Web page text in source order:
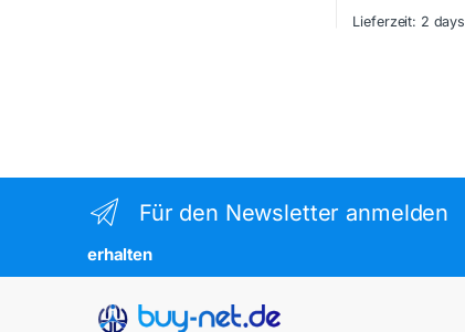
Lieferzeit: 2 days
Für den Newsletter anmelden
erhalten